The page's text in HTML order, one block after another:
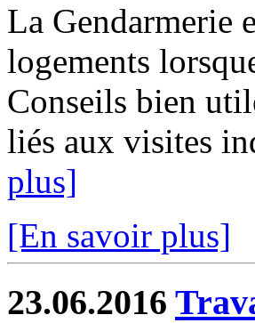
La Gendarmerie
logements
Conseils bien
liés aux visites
plus]
[En savoir plus]
23.06.2016